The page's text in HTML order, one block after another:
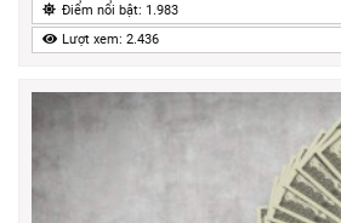
Điểm nổi bật: 1.983
Lượt xem: 2.436